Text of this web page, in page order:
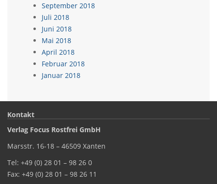
September 2018
Juli 2018
Juni 2018
Mai 2018
April 2018
Februar 2018
Januar 2018
Kontakt
Verlag Focus Rostfrei GmbH
Marsstr. 16-18 – 46509 Xanten
Tel: +49 (0) 28 01 – 98 26 0
Fax: +49 (0) 28 01 – 98 26 11